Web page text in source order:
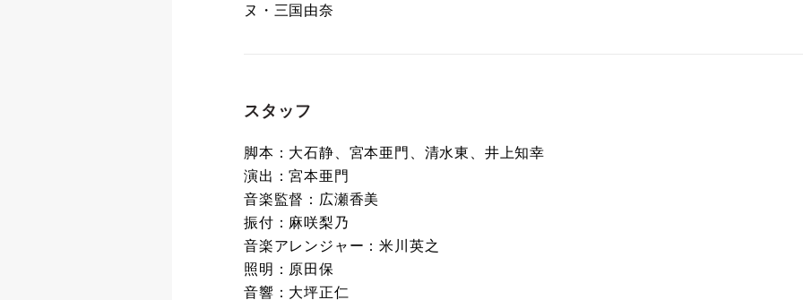
ヌ・三国由奈
スタッフ
脚本：大石静、宮本亜門、清水東、井上知幸
演出：宮本亜門
音楽監督：広瀬香美
振付：麻咲梨乃
音楽アレンジャー：米川英之
照明：原田保
音響：大坪正仁